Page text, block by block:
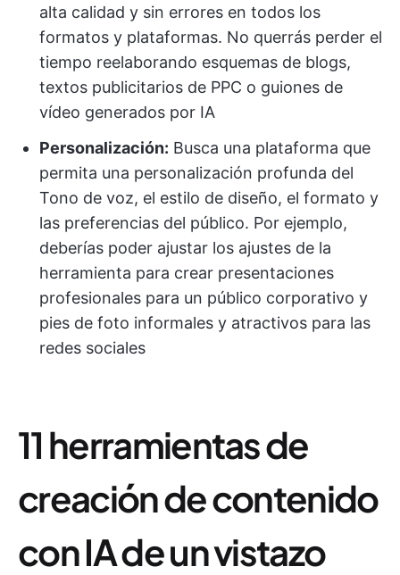
alta calidad y sin errores en todos los
formatos y plataformas. No querrás perder el
tiempo reelaborando esquemas de blogs,
textos publicitarios de PPC o guiones de
vídeo generados por IA
Personalización: Busca una plataforma que
permita una personalización profunda del
Tono de voz, el estilo de diseño, el formato y
las preferencias del público. Por ejemplo,
deberías poder ajustar los ajustes de la
herramienta para crear presentaciones
profesionales para un público corporativo y
pies de foto informales y atractivos para las
redes sociales
11 herramientas de
creación de contenido
con IA de un vistazo